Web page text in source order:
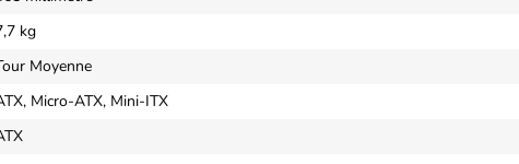
kg
Moyenne
Micro-ATX, Mini-ITX